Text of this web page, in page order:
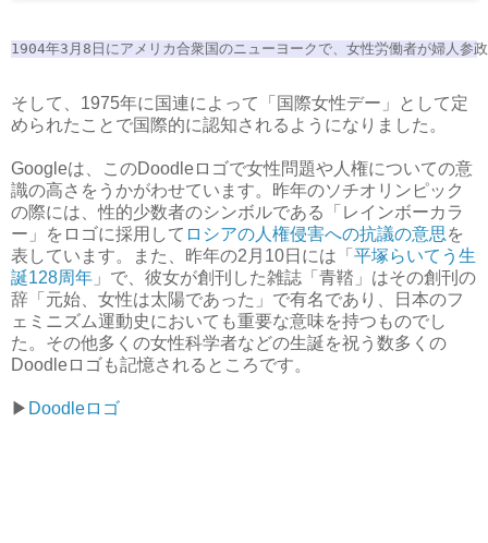
1904年3月8日にアメリカ合衆国のニューヨークで、女性労働者が婦人参
そして、1975年に国連によって「国際女性デー」として定
められたことで国際的に認知されるようになりました。
Googleは、このDoodleロゴで女性問題や人権についての意
識の高さをうかがわせています。昨年のソチオリンピック
の際には、性的少数者のシンボルである「レインボーカラ
ー」をロゴに採用して ロシアの人権侵害への抗議の意思を
表しています。また、昨年の2月10日には「 平塚らいてう生
誕128周年 」で、彼女が創刊した雑誌「青鞜」はその創刊の
辞「元始、女性は太陽であった」で有名であり、日本のフ
ェミニズム運動史においても重要な意味を持つものでし
た。その他多くの女性科学者などの生誕を祝う数多くの
Doodleロゴも記憶されるところです。
▶︎ Doodleロゴ